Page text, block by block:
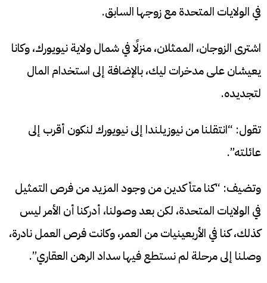
في الولايات المتحدة مع زوجها السابق.
اشترى الزوجان، الممثلان، منزلًا في شمال ولاية نيويورك، وكانا
يعيشان على مدخرات ليك، بالإضافة إلى استخدام المال
لتجديده.
تقول: “انتقلنا من نيوزيلندا إلى نيويورك لنكون أقرب إلى
عائلته”.
وتضيف: “كنا متأكدين من وجود المزيد من فرص التمثيل
في الولايات المتحدة، لكن بعد وصولنا، أدركنا أن الأمر ليس
كذلك، كنا في الأربعينيات من العمر، وكانت فرص العمل نادرة،
وصلنا إلى مرحلة لم نستطع فيها سداد الرهن العقاري”.